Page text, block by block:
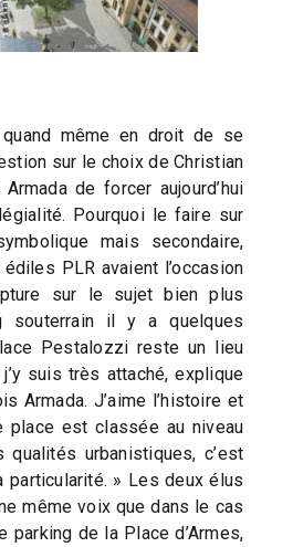
même en droit de se
sur le choix de Christian
de forcer aujourd’hui
Pourquoi le faire sur
mais secondaire,
PLR avaient l’occasion
sur le sujet bien plus
souterrain il y a quelques
Pestalozzi reste un lieu
suis très attaché, explique
Armada. J’aime l’histoire et
place est classée au niveau
qualités urbanistiques, c’est
» Les deux élus
même voix que dans le cas
parking de la Place d’Armes,